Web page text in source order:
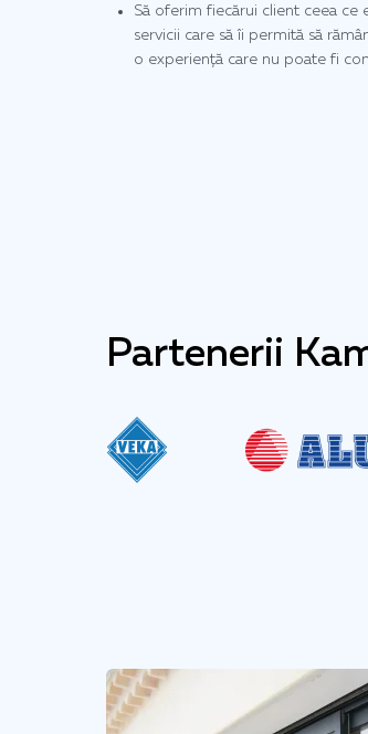
Să oferim fiecărui client ceea
servicii care să îi permită să
o experiență care nu poate fi
Partenerii